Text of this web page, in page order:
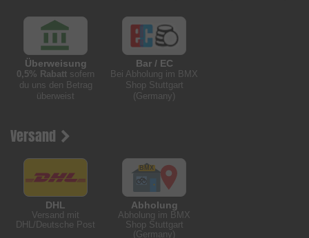
Überweisung
0,5% Rabatt sofern
du uns den Betrag
überweist
Bar / EC
Bei Abholung im BMX
Shop Stuttgart
(Germany)
Versand
DHL
Versand mit
DHL/Deutsche Post
Abholung
Abholung im BMX
Shop Stuttgart
(Germany)